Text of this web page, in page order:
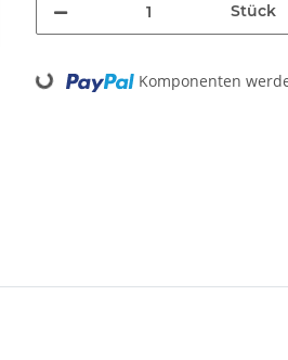
Stück
Loading... Komponenten